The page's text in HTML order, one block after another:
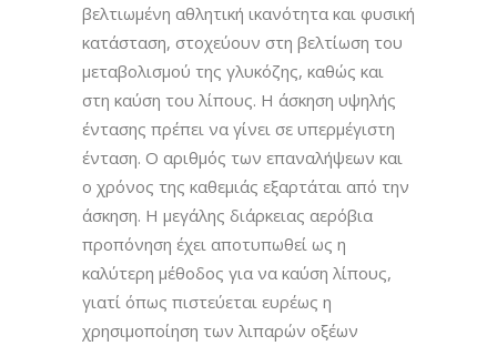
βελτιωμένη αθλητική ικανότητα και φυσική
κατάσταση, στοχεύουν στη βελτίωση του
μεταβολισμού της γλυκόζης, καθώς και
στη καύση του λίπους. Η άσκηση υψηλής
έντασης πρέπει να γίνει σε υπερμέγιστη
ένταση. Ο αριθμός των επαναλήψεων και
ο χρόνος της καθεμιάς εξαρτάται από την
άσκηση. Η μεγάλης διάρκειας αερόβια
προπόνηση έχει αποτυπωθεί ως η
καλύτερη μέθοδος για να καύση λίπους,
γιατί όπως πιστεύεται ευρέως η
χρησιμοποίηση των λιπαρών οξέων